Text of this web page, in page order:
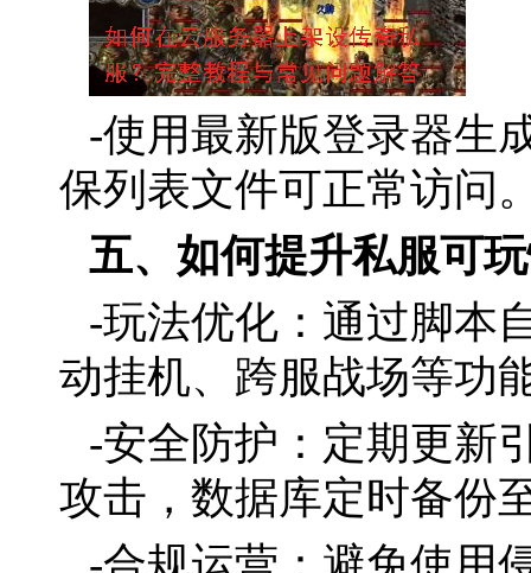
-使用最新版登录器生
保列表文件可正常访问
五、如何提升私服可
-玩法优化：通过脚本
动挂机、跨服战场等功
-安全防护：定期更新
攻击，数据库定时备份